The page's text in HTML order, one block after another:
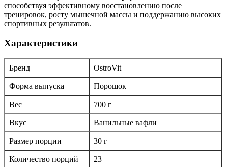
способствуя эффективному восстановлению после
тренировок, росту мышечной массы и поддержанию высоких
спортивных результатов.
Характеристики
Бренд OstroVit
Форма выпуска Порошок
Вес 700 г
Вкус Ванильные вафли
Размер порции 30 г
Количество порций 23